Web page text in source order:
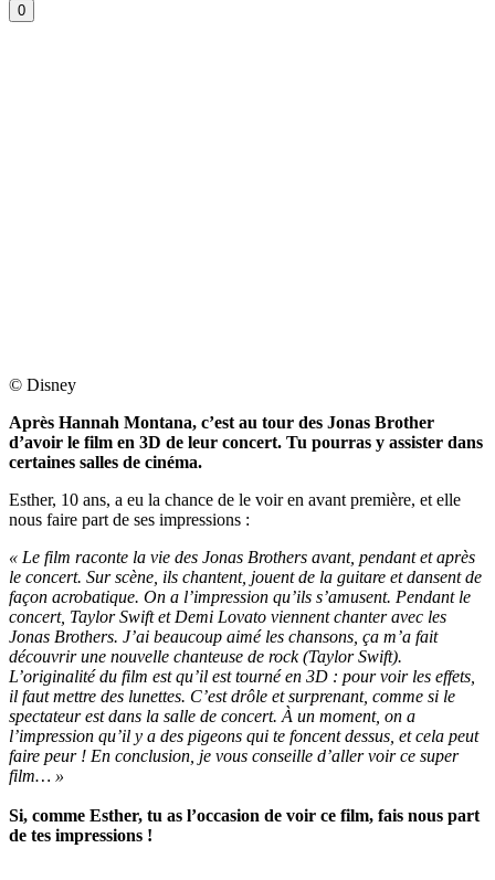
0
© Disney
Après Hannah Montana, c’est au tour des Jonas Brother
d’avoir le film en 3D de leur concert. Tu pourras y assister dans
certaines salles de cinéma.
Esther, 10 ans, a eu la chance de le voir en avant première, et elle
nous faire part de ses impressions :
« Le film raconte la vie des Jonas Brothers avant, pendant et après
le concert. Sur scène, ils chantent, jouent de la guitare et dansent de
façon acrobatique. On a l’impression qu’ils s’amusent. Pendant le
concert, Taylor Swift et Demi Lovato viennent chanter avec les
Jonas Brothers. J’ai beaucoup aimé les chansons, ça m’a fait
découvrir une nouvelle chanteuse de rock (Taylor Swift).
L’originalité du film est qu’il est tourné en 3D : pour voir les effets,
il faut mettre des lunettes. C’est drôle et surprenant, comme si le
spectateur est dans la salle de concert. À un moment, on a
l’impression qu’il y a des pigeons qui te foncent dessus, et cela peut
faire peur ! En conclusion, je vous conseille d’aller voir ce super
film… »
Si, comme Esther, tu as l’occasion de voir ce film, fais nous part
de tes impressions !